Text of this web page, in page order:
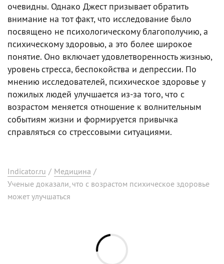
очевидны. Однако Джест призывает обратить
внимание на тот факт, что исследование было
посвящено не психологическому благополучию, а
психическому здоровью, а это более широкое
понятие. Оно включает удовлетворенность жизнью,
уровень стресса, беспокойства и депрессии. По
мнению исследователей, психическое здоровье у
пожилых людей улучшается из-за того, что с
возрастом меняется отношение к волнительным
событиям жизни и формируется привычка
справляться со стрессовыми ситуациями.
Indicator.ru / Медицина /
Ученые доказали, что с возрастом психическое здоровье
может улучшаться